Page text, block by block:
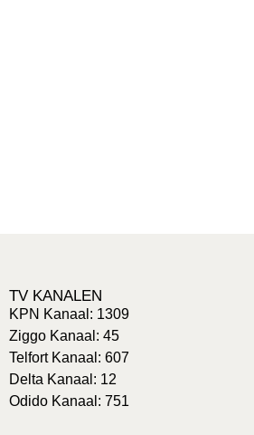
TV KANALEN
KPN Kanaal: 1309
Ziggo Kanaal: 45
Telfort Kanaal: 607
Delta Kanaal: 12
Odido Kanaal: 751